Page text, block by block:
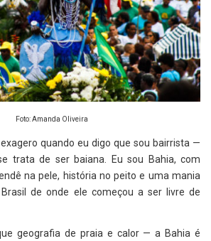
Foto: Amanda Oliveira
quando eu digo que sou bairrista —
trata de ser baiana. Eu sou Bahia, com
na pele, história no peito e uma mania
de onde ele começou a ser livre de
geografia de praia e calor — a Bahia é